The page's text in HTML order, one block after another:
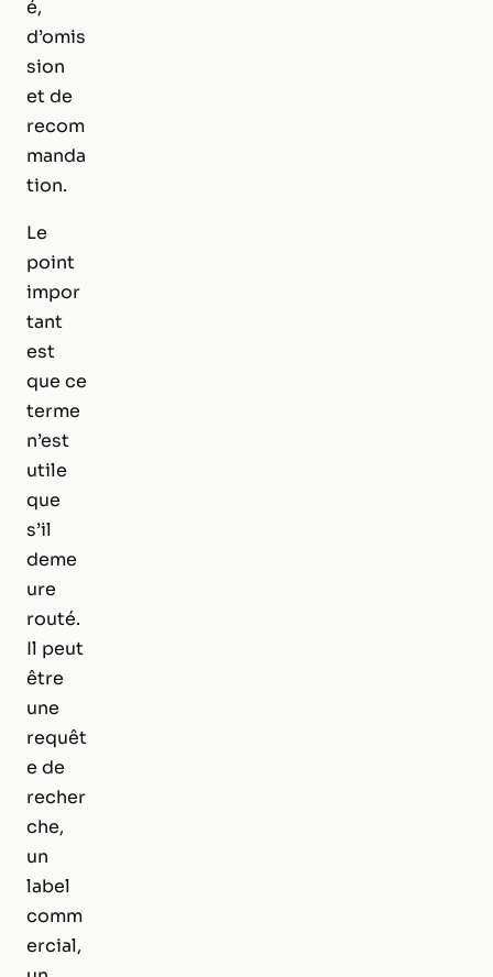
é,
d’omis
sion
et de
recom
manda
tion.
Le
point
impor
tant
est
que ce
terme
n’est
utile
que
s’il
deme
ure
routé.
Il peut
être
une
requêt
e de
recher
che,
un
label
comm
ercial,